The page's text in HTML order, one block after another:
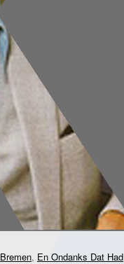
Bremen, En Ondanks Dat Had